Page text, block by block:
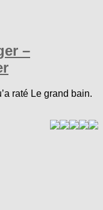
–
raté Le grand bain.